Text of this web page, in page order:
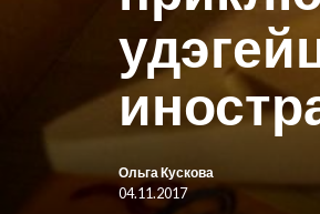
Ольга Кускова
04.11.2017